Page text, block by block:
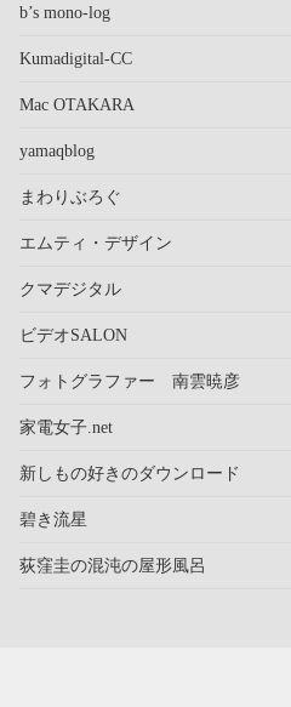
b’s mono-log
Kumadigital-CC
Mac OTAKARA
yamaqblog
まわりぶろぐ
エムティ・デザイン
クマデジタル
ビデオSALON
フォトグラファー 南雲暁彦
家電女子.net
新しもの好きのダウンロード
碧き流星
荻窪圭の混沌の屋形風呂